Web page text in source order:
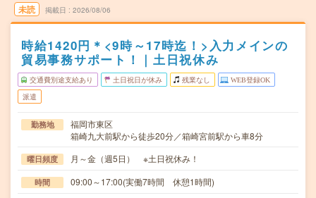
未読 掲載日 2026/08/06
時給1420円＊<9時～17時迄！>入力メインの
貿易事務サポート！｜土日祝休み
交通費別途支給あり 土日祝日が休み 残業なし WEB登録OK
派遣
勤務地
福岡市東区
箱崎九大前駅から徒歩20分／箱崎宮前駅から車8分
曜日頻度 月～金（週5日） ※土日祝休み！
時間 09:00～17:00(実働7時間 休憩1時間)